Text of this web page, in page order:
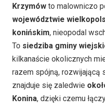
Krzymów to malowniczo
województwie
konińskim, nieopodal
To siedziba gminy
kilkanaście okolicznych
razem spójną, rozwijającą
znajduje się zaledwie
Konina, dzięki czemu